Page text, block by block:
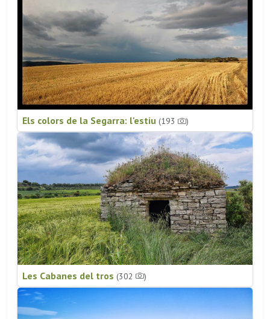
Els colors de la Segarra: l'estiu (193 )
Les Cabanes del tros (302 )